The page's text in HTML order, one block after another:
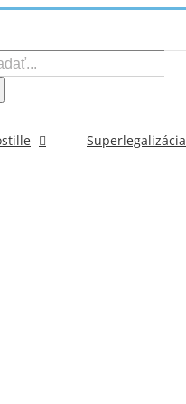
Superlegalizácia